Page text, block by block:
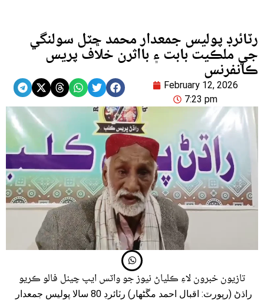
رٽائرڊ پوليس جمعدار محمد ڇٽل سولنگي
جي ملڪيت بابت ۽ بااثرن خلاف پريس
ڪانفرنس
February 12, 2026
7:23 pm
تازيون خبرون لاءِ ڪلياڻ نيوز جو واٽس ايپ چينل فالو ڪريو
راڌڻ (رپورٽ: اقبال احمد مڱڻھار) رٽائرڊ 80 سالا پوليس جمعدار